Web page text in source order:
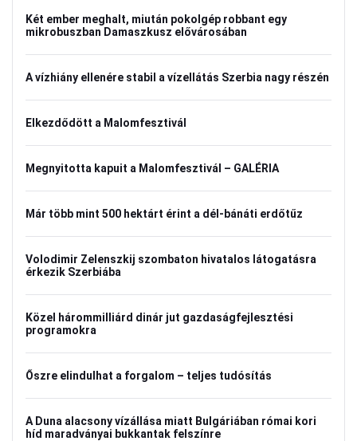
Két ember meghalt, miután pokolgép robbant egy
mikrobuszban Damaszkusz elővárosában
A vízhiány ellenére stabil a vízellátás Szerbia nagy részén
Elkezdődött a Malomfesztivál
Megnyitotta kapuit a Malomfesztivál – GALÉRIA
Már több mint 500 hektárt érint a dél-bánáti erdőtűz
Volodimir Zelenszkij szombaton hivatalos látogatásra
érkezik Szerbiába
Közel hárommilliárd dinár jut gazdaságfejlesztési
programokra
Őszre elindulhat a forgalom – teljes tudósítás
A Duna alacsony vízállása miatt Bulgáriában római kori
híd maradványai bukkantak felszínre